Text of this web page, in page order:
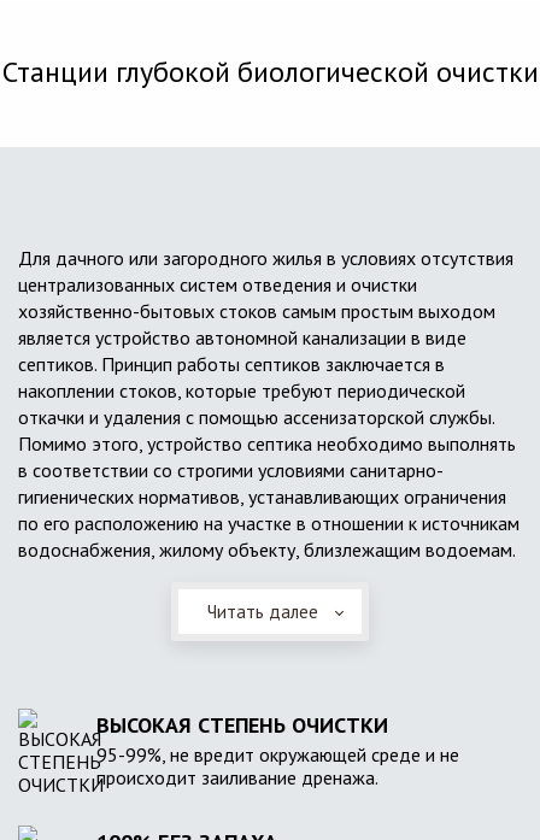
Станции глубокой биологической очистки
Для дачного или загородного жилья в условиях отсутствия
централизованных систем отведения и очистки
хозяйственно-бытовых стоков самым простым выходом
является устройство автономной канализации в виде
септиков. Принцип работы септиков заключается в
накоплении стоков, которые требуют периодической
откачки и удаления с помощью ассенизаторской службы.
Помимо этого, устройство септика необходимо выполнять
в соответствии со строгими условиями санитарно-
гигиенических нормативов, устанавливающих ограничения
по его расположению на участке в отношении к источникам
водоснабжения, жилому объекту, близлежащим водоемам.
Читать далее
ВЫСОКАЯ СТЕПЕНЬ ОЧИСТКИ
95-99%, не вредит окружающей среде и не
происходит заиливание дренажа.